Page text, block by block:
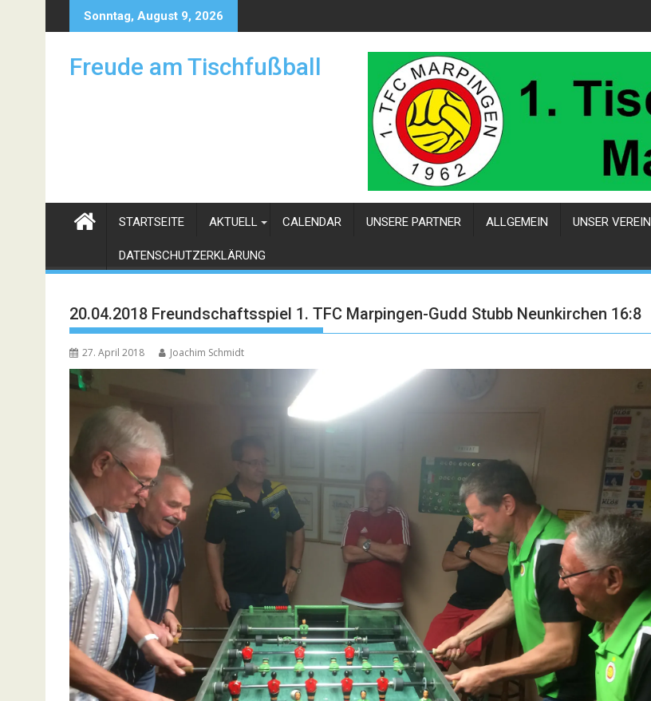
to
Sonntag, August 9, 2026
Freude am Tischfußball
STARTSEITE AKTUELL CALENDAR UNSERE PARTNER ALLGEMEIN UNSER VEREIN
DATENSCHUTZERKLÄRUNG
20.04.2018 Freundschaftsspiel 1. TFC Marpingen-Gudd Stubb Neunkirchen 16:8
27. April 2018 Joachim Schmidt